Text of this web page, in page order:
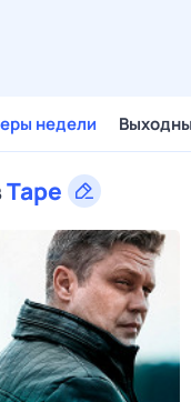
недели
Таре